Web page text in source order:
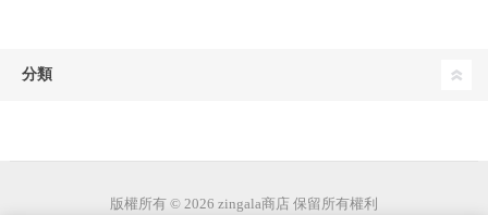
分類
版權所有 © 2026 zingala商店 保留所有權利